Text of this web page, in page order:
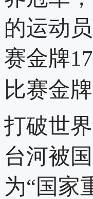
的运动
赛金牌
比赛金
打破世
台河被
为“国家